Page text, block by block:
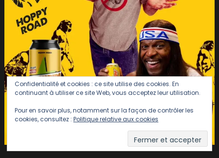
Confidentialité et cookies : ce site utilise des cookies. En
continuant à utiliser ce site Web, vous acceptez leur utilisation.
Pour en savoir plus, notamment sur la façon de contrôler les
cookies, consultez : Politique relative aux cookies